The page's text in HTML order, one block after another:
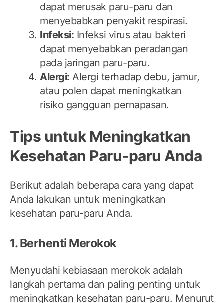
dapat merusak paru-paru dan
menyebabkan penyakit respirasi.
Infeksi: Infeksi virus atau bakteri
dapat menyebabkan peradangan
pada jaringan paru-paru.
Alergi: Alergi terhadap debu, jamur,
atau polen dapat meningkatkan
risiko gangguan pernapasan.
Tips untuk Meningkatkan
Kesehatan Paru-paru Anda
Berikut adalah beberapa cara yang dapat
Anda lakukan untuk meningkatkan
kesehatan paru-paru Anda.
1. Berhenti Merokok
Menyudahi kebiasaan merokok adalah
langkah pertama dan paling penting untuk
meningkatkan kesehatan paru-paru. Menurut